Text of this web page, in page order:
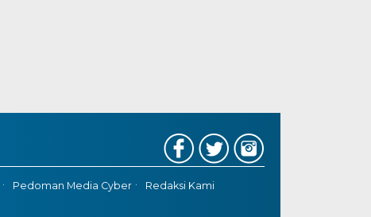
Pedoman Media Cyber
Redaksi Kami